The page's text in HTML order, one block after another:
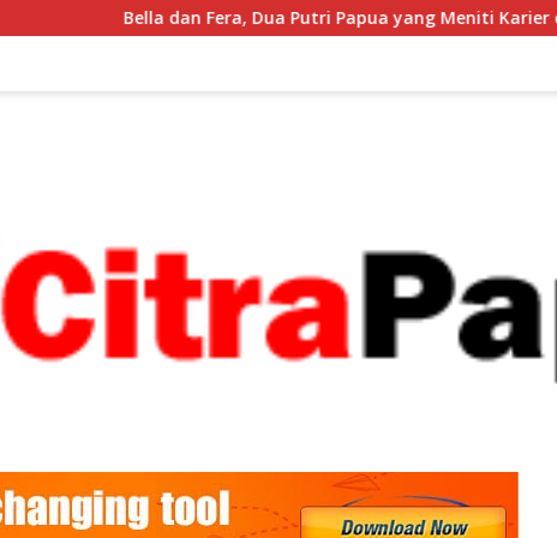
Fera, Dua Putri Papua yang Meniti Karier di Grand Cartenz Hotel